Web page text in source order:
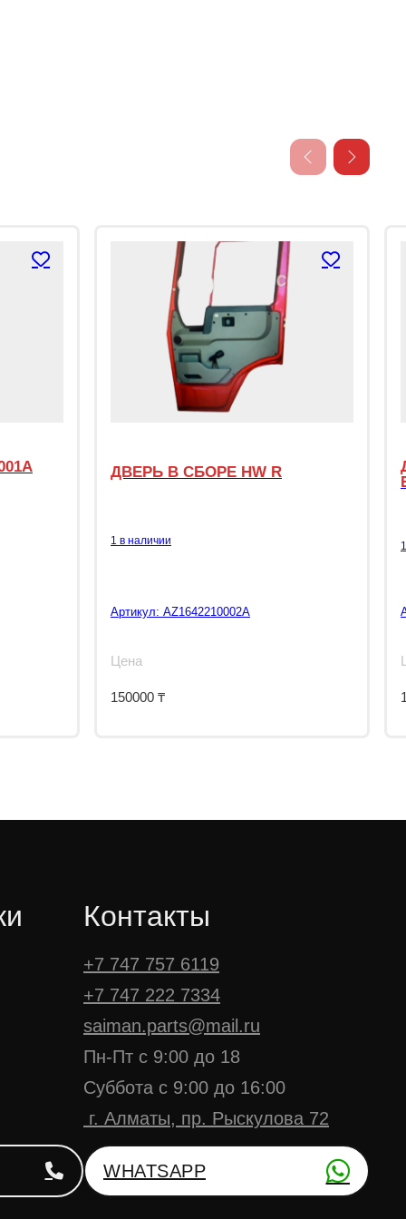
ДВЕРЬ В СБОРЕ HW R
1 в наличии
Артикул: AZ1642210002A
Цена
150000 ₸
Контакты
+7 747 757 6119
+7 747 222 7334
saiman.parts@mail.ru
Пн-Пт с 9:00 до 18
Суббота с 9:00 до 16:00
г. Алматы, пр. Рыскулова 72
WHATSAPP